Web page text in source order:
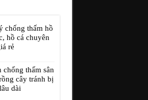
chống thấm hồ
hồ cá chuyên
rẻ
chống thấm sân
cây tránh bị
dài